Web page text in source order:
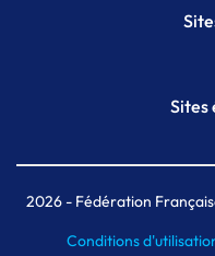
Sites
MAIF
2026- Fédération
Conditions